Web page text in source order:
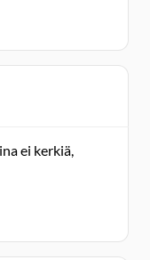
ei kerkiä,